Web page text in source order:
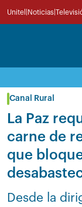
Unitel Noticias
Canal Rural
La Paz
carne de
que
Desde la